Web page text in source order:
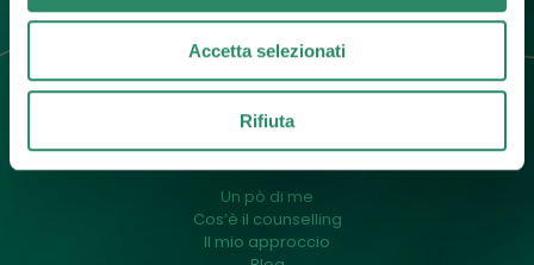
Accetta selezionati
Rifiuta
Menu
Un pò di me
Cos’è il counselling
Il mio approccio